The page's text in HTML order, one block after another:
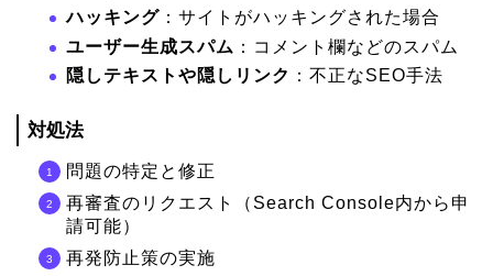
ハッキング ：サイトがハッキングされた場合
ユーザー生成スパム ：コメント欄などのスパム
隠しテキストや隠しリンク ：不正なSEO手法
対処法
問題の特定と修正
再審査のリクエスト（Search Console内から申
請可能）
再発防止策の実施